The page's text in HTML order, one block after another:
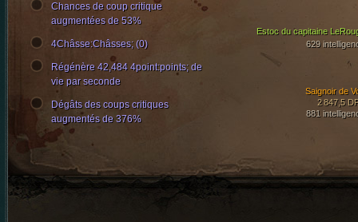
Estoc du capitaine
629
Saignoir de
2 847,5
881
Chances de coup critique
augmentées de 53%
4Châsse:Châsses; (0)
Régénère 42,484 4point:points; de
vie par seconde
Dégâts des coups critiques
augmentés de 376%